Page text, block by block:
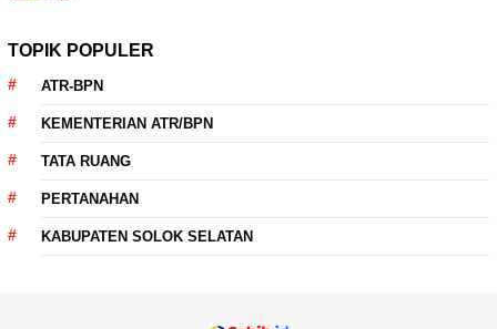
TOPIK POPULER
ATR-BPN
KEMENTERIAN ATR/BPN
TATA RUANG
PERTANAHAN
KABUPATEN SOLOK SELATAN